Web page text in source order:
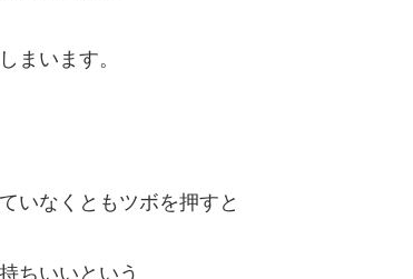
まいます。
いなくともツボを押すと
ちいいという